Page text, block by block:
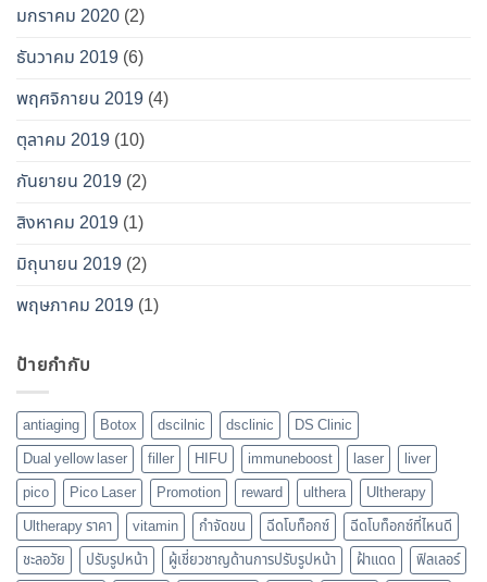
มกราคม 2020 (2)
ธันวาคม 2019 (6)
พฤศจิกายน 2019 (4)
ตุลาคม 2019 (10)
กันยายน 2019 (2)
สิงหาคม 2019 (1)
มิถุนายน 2019 (2)
พฤษภาคม 2019 (1)
ป้ายกำกับ
antiaging Botox dscilnic dsclinic
DS Clinic
Dual yellow laser
filler HIFU immuneboost laser
liver
pico
Pico Laser Promotion reward ulthera
Ultherapy
Ultherapy ราคา
vitamin กำจัดขน ฉีดโบท็อกซ์
ฉีดโบท็อกซ์ที่ไหนดี
ชะลอวัย
ปรับรูปหน้า ผู้เชี่ยวชาญด้านการปรับรูปหน้า ฝ้าแดด
ฟิลเลอร์